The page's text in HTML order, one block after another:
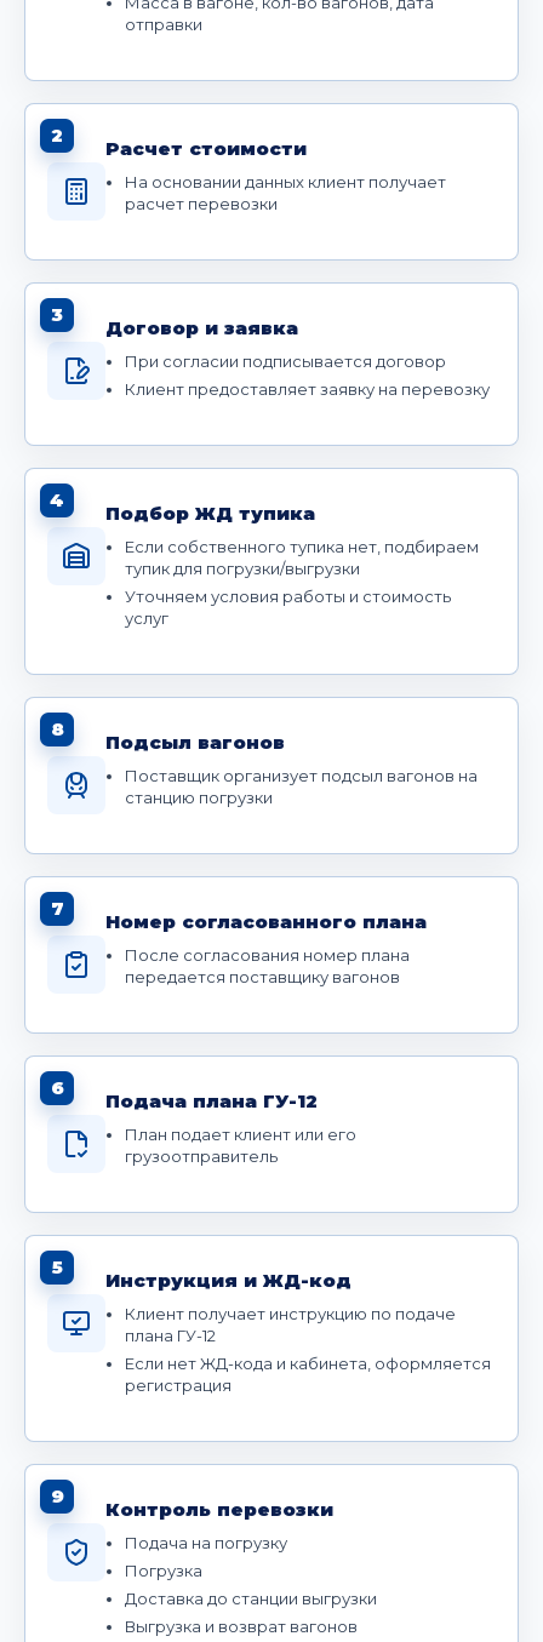
отправки
2
Расчет стоимости
На основании данных клиент получает
расчет перевозки
3
Договор и заявка
При согласии подписывается договор
Клиент предоставляет заявку на перевозку
4
Подбор ЖД тупика
Если собственного тупика нет, подбираем
тупик для погрузки/выгрузки
Уточняем условия работы и стоимость
услуг
8
Подсыл вагонов
Поставщик организует подсыл вагонов на
станцию погрузки
7
Номер согласованного плана
После согласования номер плана
передается поставщику вагонов
6
Подача плана ГУ-12
План подает клиент или его
грузоотправитель
5
Инструкция и ЖД-код
Клиент получает инструкцию по подаче
плана ГУ-12
Если нет ЖД-кода и кабинета, оформляется
регистрация
9
Контроль перевозки
Подача на погрузку
Погрузка
Доставка до станции выгрузки
Выгрузка и возврат вагонов